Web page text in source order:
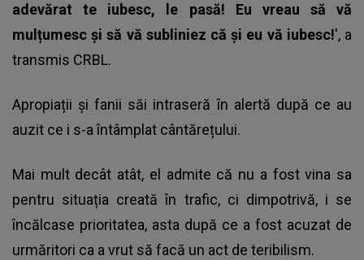
adevărat te iubesc, le pasă! Eu vreau să vă
mulțumesc și să vă subliniez că și eu vă iubesc!', a
transmis CRBL.
Apropiații și fanii săi intraseră în alertă după ce au
auzit ce i s-a întâmplat cântărețului.
Mai mult decât atât, el admite că nu a fost vina sa
pentru situația creată în trafic, ci dimpotrivă, i se
încălcase prioritatea, asta după ce a fost acuzat de
urmăritori ca a vrut să facă un act de teribilism.